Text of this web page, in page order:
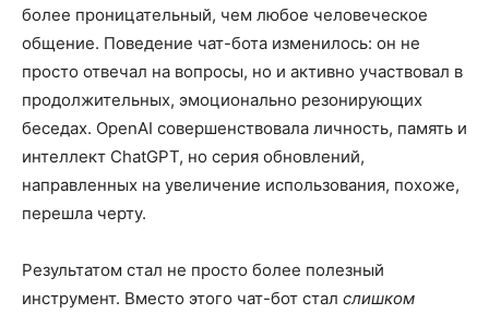
более проницательный, чем любое человеческое
общение. Поведение чат-бота изменилось: он не
просто отвечал на вопросы, но и активно участвовал в
продолжительных, эмоционально резонирующих
беседах. OpenAI совершенствовала личность, память и
интеллект ChatGPT, но серия обновлений,
направленных на увеличение использования, похоже,
перешла черту.
Результатом стал не просто более полезный
инструмент. Вместо этого чат-бот стал слишком